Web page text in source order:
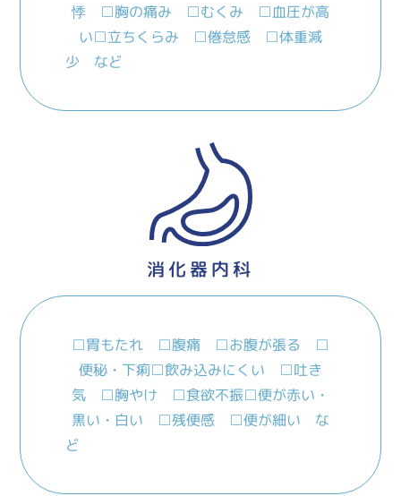
悸 □胸の痛み □むくみ □血圧が高
い□立ちくらみ □倦怠感 □体重減
少 など
消化器内科
□胃もたれ □腹痛 □お腹が張る □
便秘・下痢□飲み込みにくい □吐き
気 □胸やけ □食欲不振□便が赤い・
黒い・白い □残便感 □便が細い な
ど